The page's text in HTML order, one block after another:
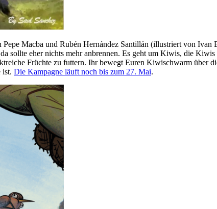
Pepe Macba und Rubén Hernández Santillán (illustriert von Ivan
sollte eher nichts mehr anbrennen. Es geht um Kiwis, die
Früchte zu futtern. Ihr bewegt Euren Kiwischwarm über
ist. Die Kampagne läuft noch bis zum 27. Mai.